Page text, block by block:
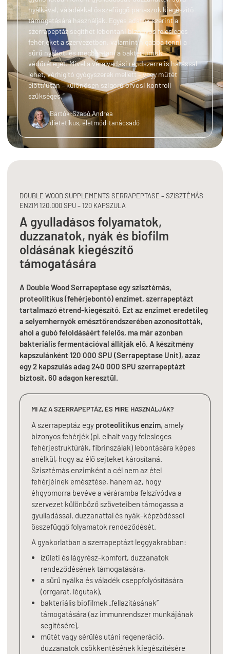
nyálkával, váladékkal összefüggő panaszok kiegészítő
támogatására használják. Egyes adatok szerint a
szerrapeptáz segíthet lebontani bizonyos felesleges
fehérjéket a szervezetben, valamint hígabbá tenni a
sűrű nyákot, és megbontani a baktériumok
védőrétegét. Mivel a véralvadási rendszerre is hatással
lehet, vérhígító gyógyszerek mellett – vagy műtét
előtt/után – különösen szigorú orvosi kontroll
szükséges.”
Bartók-Szabó Andrea
dietetikus, életmód-tanácsadó
DOUBLE WOOD SUPPLEMENTS SERRAPEPTASE – SZISZTÉMÁS
ENZIM 120.000 SPU – 120 KAPSZULA
A gyulladásos folyamatok,
duzzanatok, nyák és biofilm
oldásának kiegészítő
támogatására
A Double Wood Serrapeptase egy szisztémás,
proteolitikus (fehérjebontó) enzimet, szerrapeptázt
tartalmazó étrend-kiegészítő. Ezt az enzimet eredetileg
a selyemhernyók emésztőrendszerében azonosították,
ahol a gubó feloldásáért felelős, ma már azonban
bakteriális fermentációval állítják elő. A készítmény
kapszulánként 120 000 SPU (Serrapeptase Unit), azaz
egy 2 kapszulás adag 240 000 SPU szerrapeptázt
biztosít, 60 adagon keresztül.
MI AZ A SZERRAPEPTÁZ, ÉS MIRE HASZNÁLJÁK?
A szerrapeptáz egy proteolitikus enzim, amely
bizonyos fehérjék (pl. elhalt vagy felesleges
fehérjestruktúrák, fibrinszálak) lebontására képes
anélkül, hogy az élő sejteket károsítaná.
Szisztémás enzimként a cél nem az étel
fehérjéinek emésztése, hanem az, hogy
éhgyomorra bevéve a véráramba felszívódva a
szervezet különböző szöveteiben támogassa a
gyulladással, duzzanattal és nyák-képződéssel
összefüggő folyamatok rendeződését.
A gyakorlatban a szerrapeptázt leggyakrabban:
ízületi és lágyrész-komfort, duzzanatok
rendeződésének támogatására,
a sűrű nyálka és váladék cseppfolyósítására
(orrgarat, légutak),
bakteriális biofilmek „fellazításának”
támogatására (az immunrendszer munkájának
segítésére),
műtét vagy sérülés utáni regeneráció,
duzzanatok csökkentésének kiegészítésére